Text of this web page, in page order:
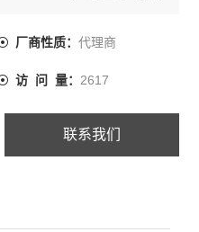
厂商性质： 代理商
访 问 量： 2617
联系我们